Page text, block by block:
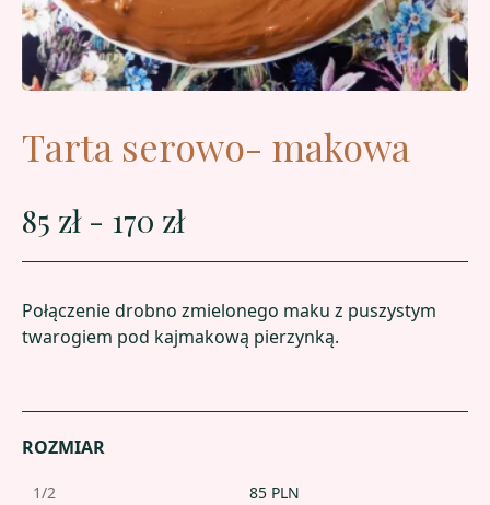
Tarta serowo- makowa
85 zł - 170 zł
Połączenie drobno zmielonego maku z puszystym
twarogiem pod kajmakową pierzynką.
ROZMIAR
1/2 85 PLN